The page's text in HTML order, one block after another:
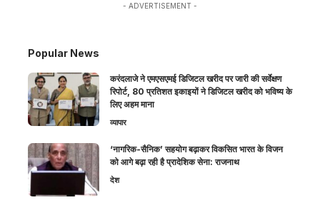
- ADVERTISEMENT -
Popular News
करंदलाजे ने एमएसएमई डिजिटल खरीद पर जारी की सर्वेक्षण
रिपोर्ट, 80 प्रतिशत इकाइयों ने डिजिटल खरीद को भविष्य के
लिए अहम माना
व्यापार
‘नागरिक-सैनिक’ सहयोग बढ़ाकर विकसित भारत के विजन
को आगे बढ़ा रही है प्रादेशिक सेना: राजनाथ
देश